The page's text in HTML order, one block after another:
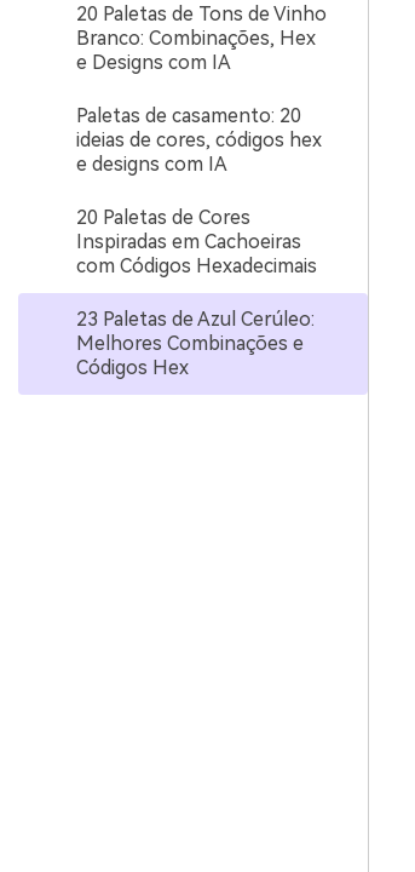
20 Paletas de Tons de Vinho
Branco: Combinações, Hex
e Designs com IA
Paletas de casamento: 20
ideias de cores, códigos hex
e designs com IA
20 Paletas de Cores
Inspiradas em Cachoeiras
com Códigos Hexadecimais
23 Paletas de Azul Cerúleo:
Melhores Combinações e
Códigos Hex